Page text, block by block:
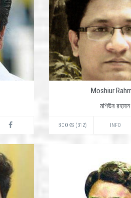
Moshiur
মশিউর রহমান
BOOKS (312) INFO